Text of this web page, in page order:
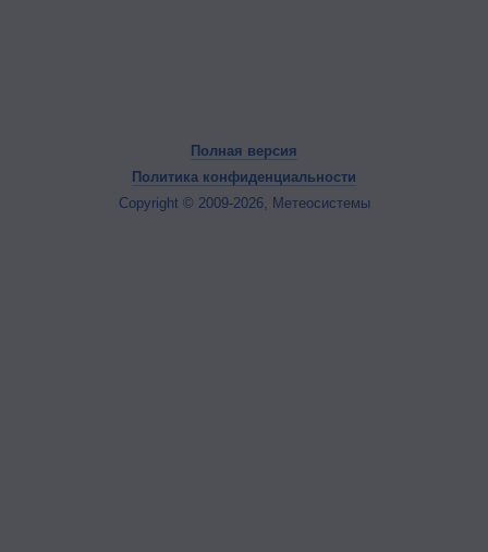
Полная версия
Политика конфиденциальности
Copyright © 2009-2026, Метеосистемы